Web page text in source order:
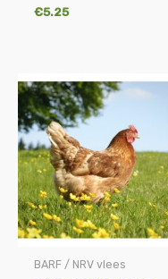
€5.25
BARF / NRV vlees